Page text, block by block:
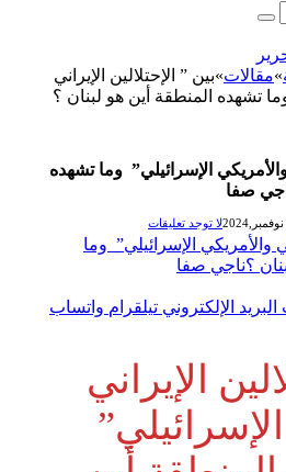
مقالات»بين ” الإحتلالين الإيراني
تشهده المنطقة أين هو لبنان ؟
والأمريكي الإسرائيلي” وما تشهده
صفا
لا توجد تعليقات
البريد الإلكتروني تيلقرام واتساب
الإيراني